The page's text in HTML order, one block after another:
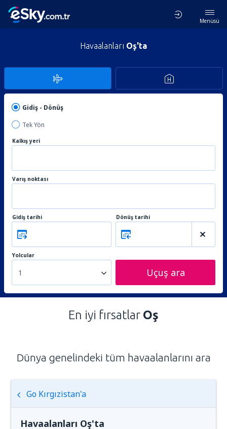
Menüsü
Havaalanları Oş'ta
Gidiş - Dönüş
Tek Yön
Kalkış yeri
Varış noktası
Gidiş tarihi Dönüş tarihi
Yolcular
1 Uçuş ara
En iyi fırsatlar Oş
Dünya genelindeki tüm havaalanlarını ara
Go Kırgızistan'a
Havaalanları Oş'ta